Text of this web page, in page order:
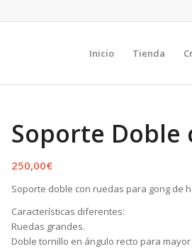
Inicio Tienda
Soporte Doble
250,00€
Soporte doble con ruedas para gong de
Características diferentes:
Ruedas grandes.
Doble tornillo en ángulo recto para